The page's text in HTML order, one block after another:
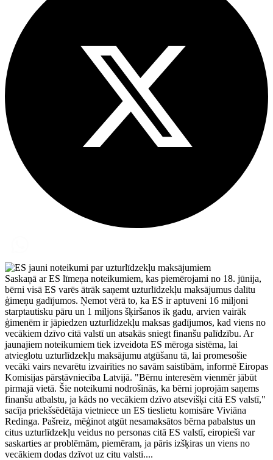
Saskaņā ar ES līmeņa noteikumiem, kas piemērojami no 18. jūnija,
bērni visā ES varēs ātrāk saņemt uzturlīdzekļu maksājumus dalītu
ģimeņu gadījumos. Ņemot vērā to, ka ES ir aptuveni 16 miljoni
starptautisku pāru un 1 miljons šķiršanos ik gadu, arvien vairāk
ģimenēm ir jāpiedzen uzturlīdzekļu maksas gadījumos, kad viens no
vecākiem dzīvo citā valstī un atsakās sniegt finanšu palīdzību. Ar
jaunajiem noteikumiem tiek izveidota ES mēroga sistēma, lai
atvieglotu uzturlīdzekļu maksājumu atgūšanu tā, lai promesošie
vecāki vairs nevarētu izvairīties no savām saistībām, informē Eiropas
Komisijas pārstāvniecība Latvijā. "Bērnu interesēm vienmēr jābūt
pirmajā vietā. Šie noteikumi nodrošinās, ka bērni joprojām saņems
finanšu atbalstu, ja kāds no vecākiem dzīvo atsevišķi citā ES valstī,"
sacīja priekšsēdētāja vietniece un ES tieslietu komisāre Viviāna
Redinga. Pašreiz, mēģinot atgūt nesamaksātos bērna pabalstus un
citus uzturlīdzekļu veidus no personas citā ES valstī, eiropieši var
saskarties ar problēmām, piemēram, ja pāris izšķiras un viens no
vecākiem dodas dzīvot uz citu valsti....